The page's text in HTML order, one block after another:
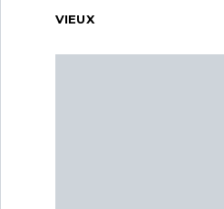
VIEUX